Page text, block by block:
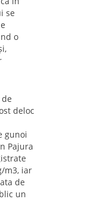
se
o
deloc
gunoi
Pajura
m3, iar
de
un